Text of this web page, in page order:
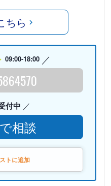
ちら
09:00-18:00
付中
相談
トに追加